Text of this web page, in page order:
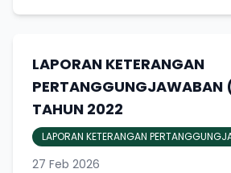
LAPORAN KETERANGAN
PERTANGGUNGJAWABAN
TAHUN 2022
LAPORAN KETERANGAN
27 Feb 2026